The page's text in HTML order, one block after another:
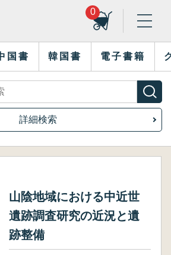
0
国書 韓国書 電子書籍
詳細検索
山陰地域における中近世
遺跡調査研究の近況と遺
跡整備